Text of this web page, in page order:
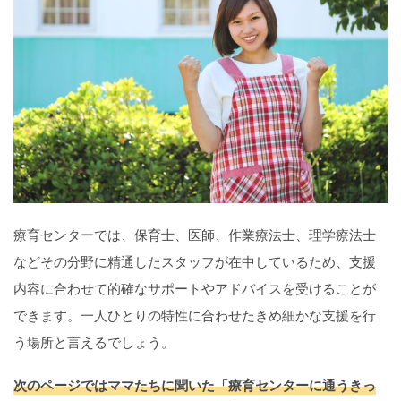
療育センターでは、保育士、医師、作業療法士、理学療法士
などその分野に精通したスタッフが在中しているため、支援
内容に合わせて的確なサポートやアドバイスを受けることが
できます。一人ひとりの特性に合わせたきめ細かな支援を行
う場所と言えるでしょう。
次のページではママたちに聞いた「療育センターに通うきっ